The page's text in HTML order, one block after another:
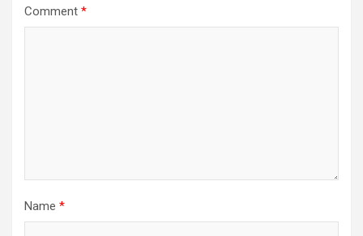
Comment *
Name *